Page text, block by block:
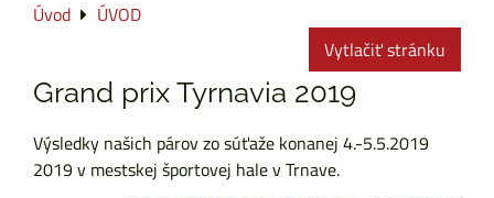
Úvod
ÚVOD
Vytlačiť stránku
Grand prix Tyrnavia 2019
Výsledky našich párov zo súťaže konanej 4.-5.5.2019
2019 v mestskej športovej hale v Trnave.